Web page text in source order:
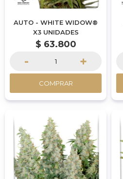
AUTO - WHITE WIDOW®
X3 UNIDADES
$ 63.800
- +
COMPRAR